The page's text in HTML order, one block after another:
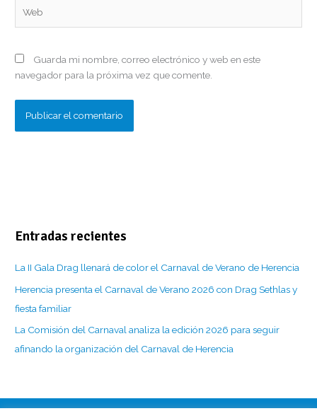
Guarda mi nombre, correo electrónico y web en este
navegador para la próxima vez que comente.
Entradas recientes
La II Gala Drag llenará de color el Carnaval de Verano de Herencia
Herencia presenta el Carnaval de Verano 2026 con Drag Sethlas y
fiesta familiar
La Comisión del Carnaval analiza la edición 2026 para seguir
afinando la organización del Carnaval de Herencia